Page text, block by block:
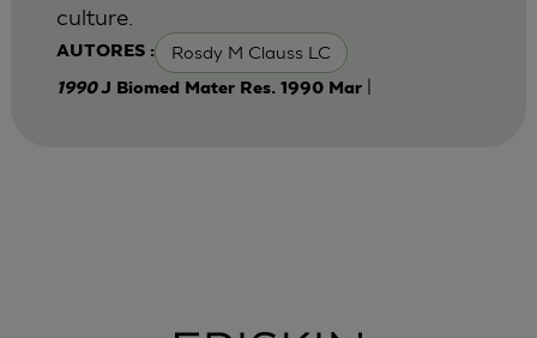
AUTORES : Rosdy M Clauss LC
culture.
1990J Biomed Mater Res. 1990 Mar|